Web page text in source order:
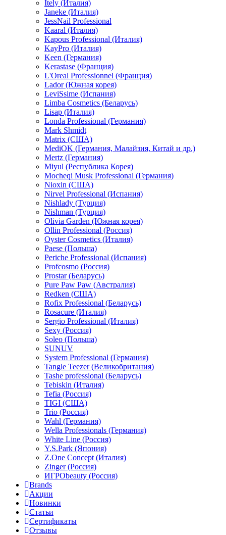
Itely (Италия)
Janeke (Италия)
JessNail Professional
Kaaral (Италия)
Kapous Professional (Италия)
KayPro (Италия)
Keen (Германия)
Kerastase (Франция)
L'Oreal Professionnel (Франция)
Lador (Южная корея)
LeviSsime (Испания)
Limba Cosmetics (Беларусь)
Lisap (Италия)
Londa Professional (Германия)
Mark Shmidt
Matrix (США)
MediOK (Германия, Малайзия, Китай и др.)
Mertz (Германия)
Miyul (Республика Корея)
Mocheqi Musk Professional (Германия)
Nioxin (США)
Nirvel Professional (Испания)
Nishlady (Турция)
Nishman (Турция)
Olivia Garden (Южная корея)
Ollin Professional (Россия)
Oyster Cosmetics (Италия)
Paese (Польша)
Periche Professional (Испания)
Profcosmo (Россия)
Prostar (Беларусь)
Pure Paw Paw (Австралия)
Redken (США)
Rofix Professional (Беларусь)
Rosacure (Италия)
Sergio Professional (Италия)
Sexy (Россия)
Soleo (Польша)
SUNUV
System Professional (Германия)
Tangle Teezer (Великобритания)
Tashe professional (Беларусь)
Tebiskin (Италия)
Tefia (Россия)
TIGI (США)
Trio (Россия)
Wahl (Германия)
Wella Professionals (Германия)
White Line (Россия)
Y.S.Park (Япония)
Z.One Concept (Италия)
Zinger (Россия)
ИГРОbeauty (Россия)
Brands
Акции
Новинки
Статьи
Сертификаты
Отзывы